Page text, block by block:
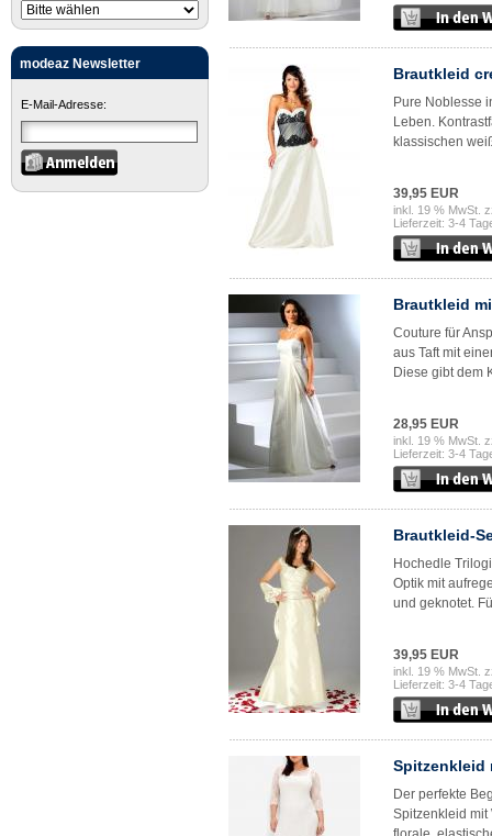
modeaz Newsletter
E-Mail-Adresse:
Brautkleid
Pure Noblesse
Leben.
klassischen
39,95 EUR
inkl. 19 % MwSt.
Lieferzeit: 3-4
Brautkleid
Couture für
aus Taft mit
Diese gibt dem
28,95 EUR
inkl. 19 % MwSt.
Lieferzeit: 3-4
Brautkleid-
Hochedle
Optik mit
und geknotet.
39,95 EUR
inkl. 19 % MwSt.
Lieferzeit: 3-4
Spitzenkleid
Der perfekte
Spitzenkleid mit